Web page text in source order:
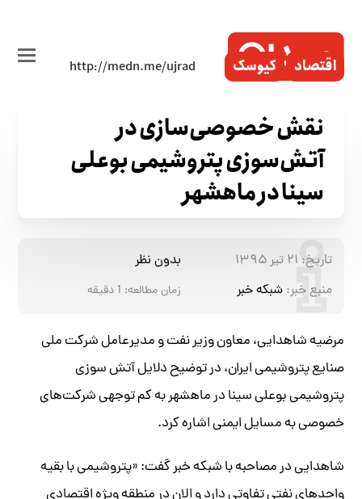
اقتصاد کیوسک
نقش خصوصی‌سازی در
آتش‌سوزی پتروشیمی بوعلی
سینا در ماهشهر
تاریخ: ۲۱ تیر ۱۳۹۵
بدون نظر
منبع خبر: شبکه خبر زمان مطالعه: 1دقیقه
مرضیه شاهدایی، معاون وزیر نفت و مدیرعامل شرکت ملی
صنایع پتروشیمی ایران، در توضیح دلایل آتش سوزی
پتروشیمی بوعلی سینا در ماهشهر به کم توجهی شرکت‌های
خصوصی به مسایل ایمنی اشاره کرد.
شاهدایی در مصاحبه با شبکه خبر گفت: «پتروشیمی با بقیه